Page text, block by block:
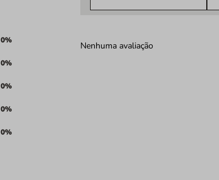
0%
0%
0%
0%
0%
Nenhuma avaliação